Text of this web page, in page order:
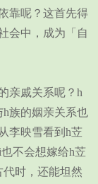
靠呢？这首先得
会中，成为「自
亲戚关系呢？h
族的姻亲关系也
李映雪看到h苙
不会想嫁给h苙
时，还能坦然